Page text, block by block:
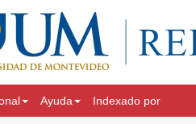
Ayuda Indexado por